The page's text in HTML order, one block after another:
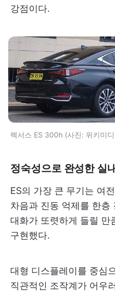
강점이다.
렉서스 ES 300h (사진: 위키미
정숙성으로 완성한 실
ES의 가장 큰 무기는 여
차음과 진동 억제를 한층
대화가 또렷하게 들릴 만
구현했다.
대형 디스플레이를 중심
직관적인 조작계가 어우